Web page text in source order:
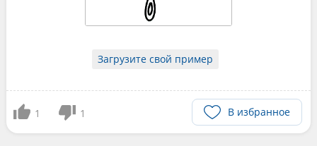
Загрузите свой пример
1 1 В избранное